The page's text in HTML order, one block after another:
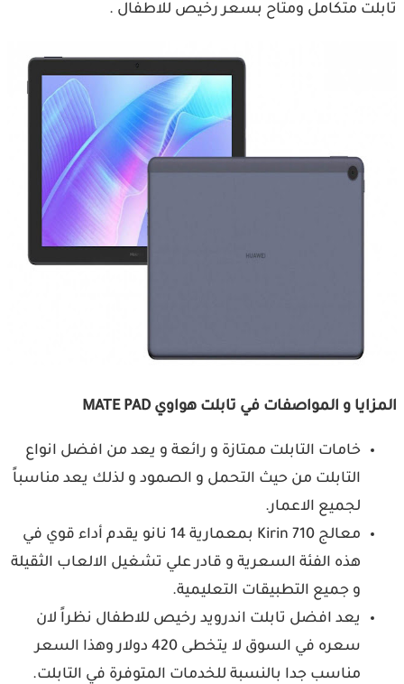
تابلت متكامل ومتاح بسعر رخيص للاطفال .
المزايا و المواصفات في تابلت هواوي MATE PAD
خامات التابلت ممتازة و رائعة و يعد من افضل انواع
التابلت من حيث التحمل و الصمود و لذلك يعد مناسباً
لجميع الاعمار.
معالج Kirin 710 بمعمارية 14 نانو يقدم أداء قوي في
هذه الفئة السعرية و قادر علي تشغيل الالعاب الثقيلة
و جميع التطبيقات التعليمية.
يعد افضل تابلت اندرويد رخيص للاطفال نظراً لان
سعره في السوق لا يتخطى 420 دولار وهذا السعر
مناسب جدا بالنسبة للخدمات المتوفرة في التابلت.